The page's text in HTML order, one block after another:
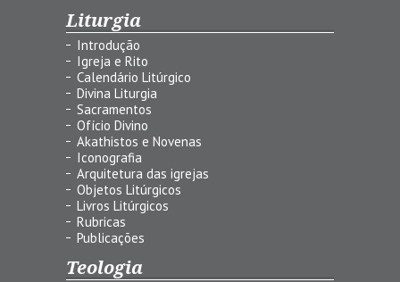
Liturgia
Introdução
Igreja e Rito
Calendário Litúrgico
Divina Liturgia
Sacramentos
Ofício Divino
Akathistos e Novenas
Iconografia
Arquitetura das igrejas
Objetos Litúrgicos
Livros Litúrgicos
Rubricas
Publicações
Teologia